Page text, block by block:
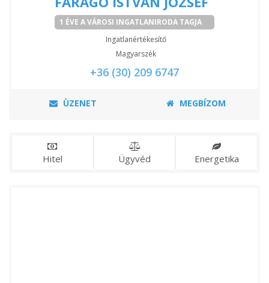
1 ÉVE A VÁROSI INGATLANIRODA TAGJA
Ingatlanértékesítő
Magyarszék
+36 (30) 209 6747
ÜZENET MEGBÍZOM
Hitel Ügyvéd Energetika